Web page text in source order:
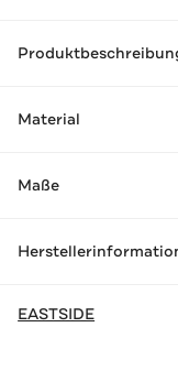
Material
Maße
EASTSIDE